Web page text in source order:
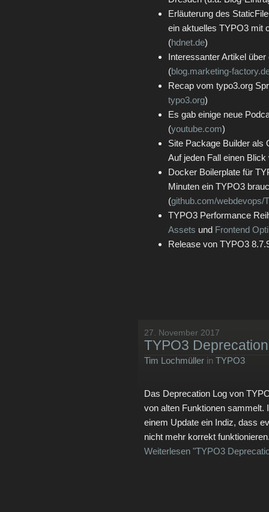
Erläuterung des
ein aktuelles TYPO3 mit
(hdnet.de)
Interessanter Artikel
(blog.marketing-
Recap vom typo3.org
typo3.org)
Es gab einige neue
(youtube.com)
Site Package Builder als
Auf jeden Fall einen Blick
Docker Boilerplate für
Minuten ein TYPO3
(github.com/webdevops/
TYPO3 Performance
Assets und Frontend
Release von TYPO3
27. November 2017
TYPO3
Tim Lochmüller in TYPO3
Das Deprecation Log von
von alten Funktionen sammelt.
einem Update ein Indiz, dass
nicht mehr korrekt
Weiterlesen "TYPO3